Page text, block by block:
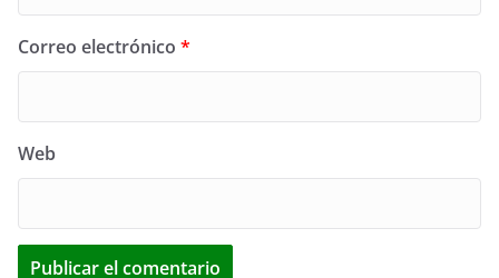
Correo electrónico *
Web